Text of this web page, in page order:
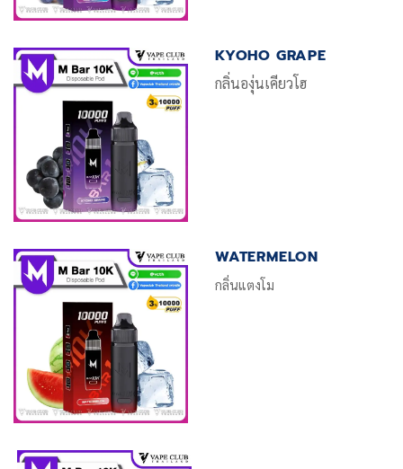
KYOHO GRAPE
กลิ่นองุ่นเคียวโฮ
WATERMELON
กลิ่นแตงโม